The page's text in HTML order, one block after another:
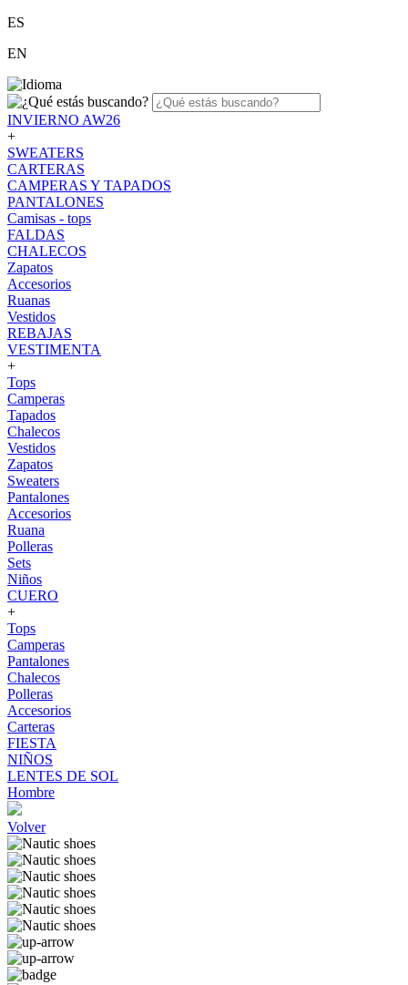
ES
EN
INVIERNO AW26
+
SWEATERS
CARTERAS
CAMPERAS Y TAPADOS
PANTALONES
Camisas - tops
FALDAS
CHALECOS
Zapatos
Accesorios
Ruanas
Vestidos
REBAJAS
VESTIMENTA
+
Tops
Camperas
Tapados
Chalecos
Vestidos
Zapatos
Sweaters
Pantalones
Accesorios
Ruana
Polleras
Sets
Niños
CUERO
+
Tops
Camperas
Pantalones
Chalecos
Polleras
Accesorios
Carteras
FIESTA
NIÑOS
LENTES DE SOL
Hombre
Volver